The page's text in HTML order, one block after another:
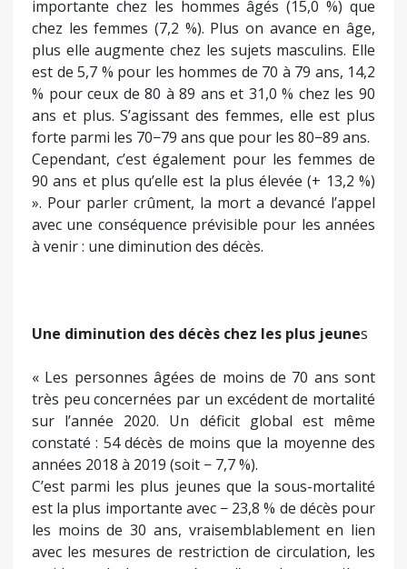
importante chez les hommes âgés (15,0 %) que
chez les femmes (7,2 %). Plus on avance en âge,
plus elle augmente chez les sujets masculins. Elle
est de 5,7 % pour les hommes de 70 à 79 ans, 14,2
% pour ceux de 80 à 89 ans et 31,0 % chez les 90
ans et plus. S’agissant des femmes, elle est plus
forte parmi les 70−79 ans que pour les 80−89 ans.
Cependant, c’est également pour les femmes de
90 ans et plus qu’elle est la plus élevée (+ 13,2 %)
». Pour parler crûment, la mort a devancé l’appel
avec une conséquence prévisible pour les années
à venir : une diminution des décès.
Une diminution des décès chez les plus jeunes
« Les personnes âgées de moins de 70 ans sont
très peu concernées par un excédent de mortalité
sur l’année 2020. Un déficit global est même
constaté : 54 décès de moins que la moyenne des
années 2018 à 2019 (soit − 7,7 %).
C’est parmi les plus jeunes que la sous-mortalité
est la plus importante avec − 23,8 % de décès pour
les moins de 30 ans, vraisemblablement en lien
avec les mesures de restriction de circulation, les